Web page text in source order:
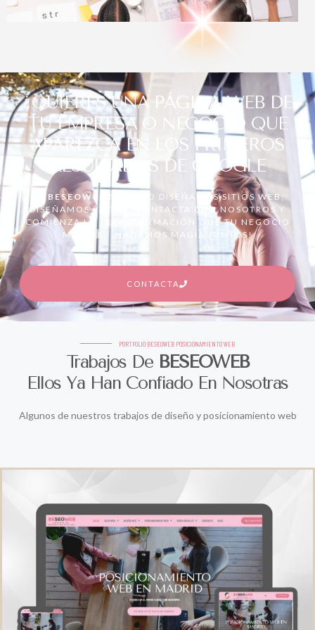
¿QUIERES UNA PÁGINA WEB DE
TU EMPRESA O NEGOCIO QUE
APAREZCA EN LOS PRIMEROS
RESULTADOS DE GOOGLE
EN BESEOWEB
NO SÓLO DISEÑAMOS SITIOS WEB;
DISEÑAMOS ÉXITOS. CONTACTA CON NOSOTROS Y
COMIENZA LA TRANSFORMACIÓN QUE TU NEGOCIO
MERECE. ¡HAGAMOS MAGIA JUNTOS!
CONTACTA
PORTFOLIO BESEOWEB POSICIONAMIENTO WEB
Trabajos De BESEOWEB
Ellos Ya Han Confiado En Nosotras
Algunos de nuestros trabajos de diseño y posicionamiento web